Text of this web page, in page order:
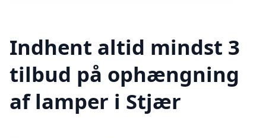
Indhent altid mindst 3
tilbud på ophængning
af lamper i Stjær